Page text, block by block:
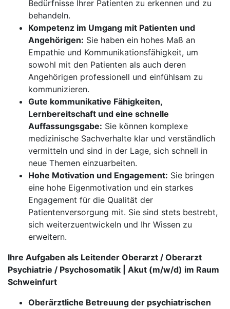
Bedürfnisse Ihrer Patienten zu erkennen und zu
behandeln.
Kompetenz im Umgang mit Patienten und
Angehörigen: Sie haben ein hohes Maß an
Empathie und Kommunikationsfähigkeit, um
sowohl mit den Patienten als auch deren
Angehörigen professionell und einfühlsam zu
kommunizieren.
Gute kommunikative Fähigkeiten,
Lernbereitschaft und eine schnelle
Auffassungsgabe: Sie können komplexe
medizinische Sachverhalte klar und verständlich
vermitteln und sind in der Lage, sich schnell in
neue Themen einzuarbeiten.
Hohe Motivation und Engagement: Sie bringen
eine hohe Eigenmotivation und ein starkes
Engagement für die Qualität der
Patientenversorgung mit. Sie sind stets bestrebt,
sich weiterzuentwickeln und Ihr Wissen zu
erweitern.
Ihre Aufgaben als Leitender Oberarzt / Oberarzt
Psychiatrie / Psychosomatik | Akut (m/w/d) im Raum
Schweinfurt
Oberärztliche Betreuung der psychiatrischen